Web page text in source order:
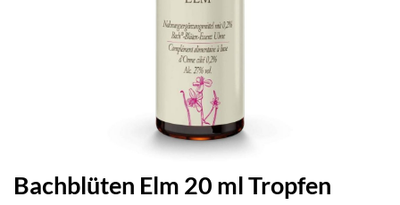
Bachblüten Elm 20 ml Tropfen